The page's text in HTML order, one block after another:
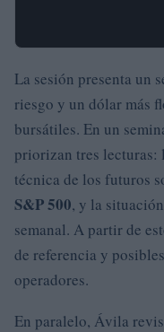
La sesión presenta un
riesgo y un dólar más
bursátiles. En un
priorizan tres lecturas:
técnica de los futuros
S&P 500, y la
semanal. A partir de
de referencia y
operadores.
En paralelo, Ávila